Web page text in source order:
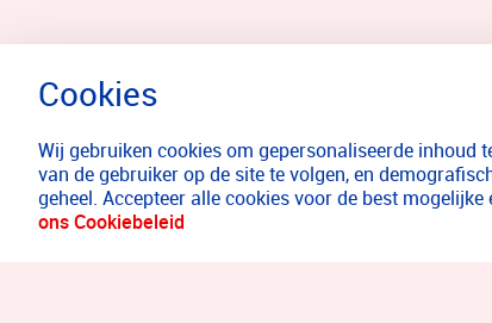
Wij gebruiken cookies om gepersonaliseerde inhoud
van de gebruiker op de site te volgen, en
geheel. Accepteer alle cookies voor de best
ons Cookiebeleid